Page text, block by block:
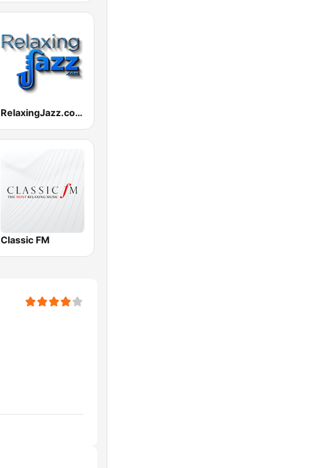
RelaxingJazz.com - Smooth Jazz
Classic FM